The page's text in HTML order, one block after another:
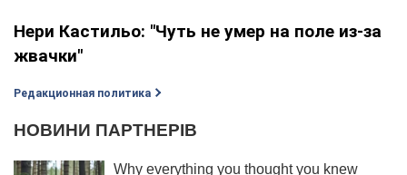
Нери Кастильо: "Чуть не умер на поле из-за
жвачки"
Редакционная политика